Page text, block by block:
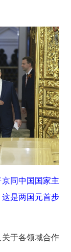
同中国国家主
是两国元首步
于各领域合作